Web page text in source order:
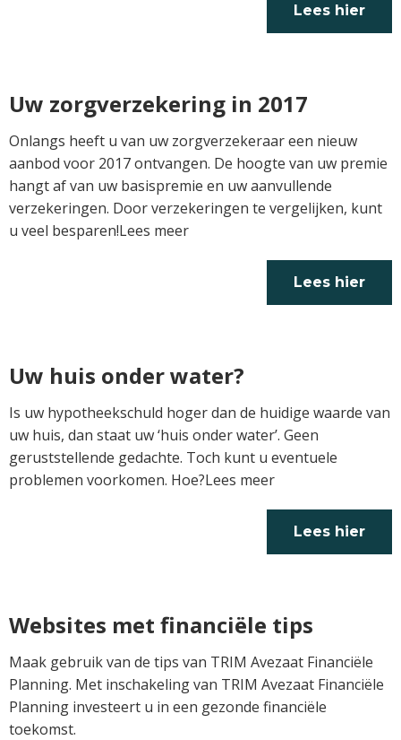
Lees hier
Uw zorgverzekering in 2017
Onlangs heeft u van uw zorgverzekeraar een nieuw
aanbod voor 2017 ontvangen. De hoogte van uw premie
hangt af van uw basispremie en uw aanvullende
verzekeringen. Door verzekeringen te vergelijken, kunt
u veel besparen!Lees meer
Lees hier
Uw huis onder water?
Is uw hypotheekschuld hoger dan de huidige waarde van
uw huis, dan staat uw ‘huis onder water’. Geen
geruststellende gedachte. Toch kunt u eventuele
problemen voorkomen. Hoe?Lees meer
Lees hier
Websites met financiële tips
Maak gebruik van de tips van TRIM Avezaat Financiële
Planning. Met inschakeling van TRIM Avezaat Financiële
Planning investeert u in een gezonde financiële
toekomst.